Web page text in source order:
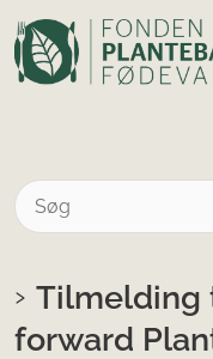
Tilmelding
forward